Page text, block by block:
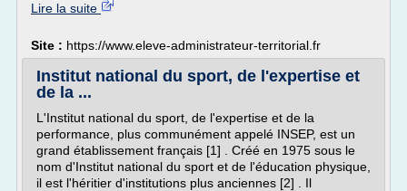
Lire la suite
Site : https://www.eleve-administrateur-territorial.fr
Institut national du sport, de l'expertise et
de la ...
L'Institut national du sport, de l'expertise et de la
performance, plus communément appelé INSEP, est un
grand établissement français [1] . Créé en 1975 sous le
nom d'Institut national du sport et de l'éducation physique,
il est l'héritier d'institutions plus anciennes [2] . Il